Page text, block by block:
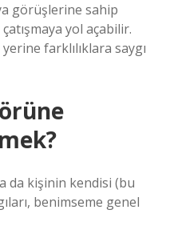
görüşlerine sahip
yol açabilir.
farklılıklara saygı
da kişinin kendisi (bu
benimseme genel